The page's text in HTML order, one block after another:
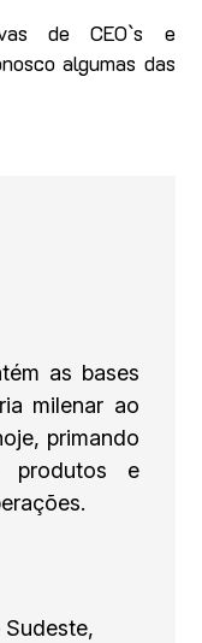
de CEO`s e
algumas das
as bases
milenar ao
primando
produtos e
Sudeste,